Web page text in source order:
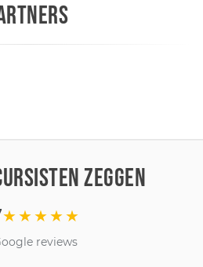
ZEGGEN
★★★★★
reviews